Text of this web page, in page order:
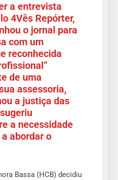
a entrevista
4Vês Repórter,
o jornal para
com um
reconhecida
”
de uma
assessoria,
a justiça das
a necessidade
abordar o
Bassa (HCB) decidiu